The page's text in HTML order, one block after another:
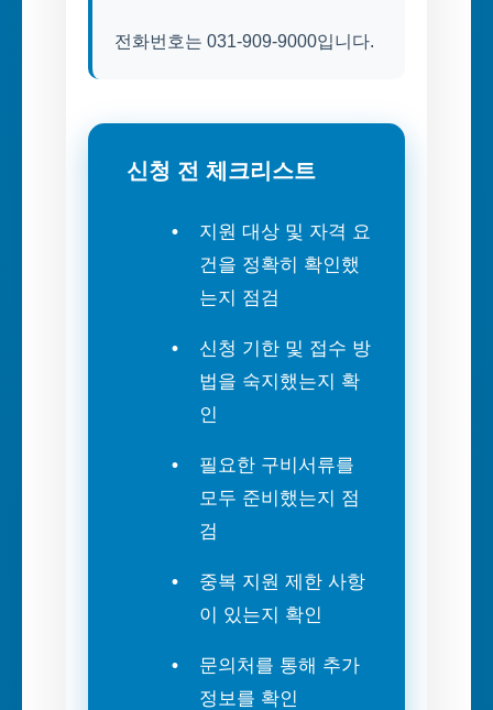
신청 전 체크리스트
지원 대상 및 자격 요
건을 정확히 확인했
는지 점검
신청 기한 및 접수 방
법을 숙지했는지 확
인
필요한 구비서류를
모두 준비했는지 점
검
중복 지원 제한 사항
이 있는지 확인
문의처를 통해 추가
정보를 확인